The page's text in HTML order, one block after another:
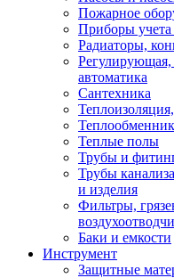
Пожарное
Приборы
Радиаторы,
Регулирующая,
автоматика
Сантехника
Теплые полы
Трубы и
Трубы
и изделия
Фильтры,
Баки и емкости
Инструмент
Защитные